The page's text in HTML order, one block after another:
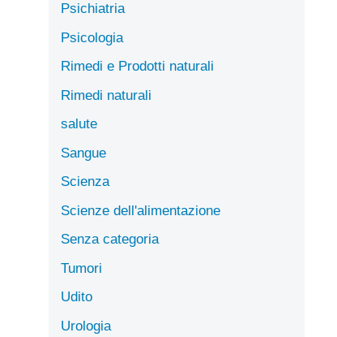
Psichiatria
Psicologia
Rimedi e Prodotti naturali
Rimedi naturali
salute
Sangue
Scienza
Scienze dell'alimentazione
Senza categoria
Tumori
Udito
Urologia